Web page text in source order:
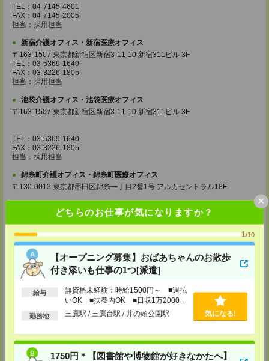
どちらのお仕事が気になりますか？
1/10
【オープニング募集】おばあちゃんのお散歩
付き添いも仕事の1つ[派遣]
給与
無資格未経験：時給1500円～ ■週払
いOK ■扶養内OK ■日収1万2000円
以上
勤務地 三鷹駅 / 三鷹台駅 / 井の頭公園駅 気になる!
1750円＊【図書館や博物館が好きなかたへ】
×
TEL：04-7145-4601
FAX：04-7145-2005
担当：採用担当
新宿介護オフィス・新宿医療オフィス
〒163-1507 東京都新宿区新宿3-11-10 新宿311ビル 3F
TEL：03-5369-1640
FAX：03-3226-1805
担当：採用担当
池袋介護オフィス・池袋医療オフィス
〒163-1507 東京都新宿区新宿3-11-10 新宿311ビル 3F
TEL：03-5369-1640
FAX：03-3226-1805
担当：採用担当
錦糸町介護オフィス・錦糸町医療オフィス
〒130-0013 東京都墨田区錦糸一丁目2番1号 アルカセントラル18F
FAX：03-5637-1388
担当：採用担当
西東京医療オフィス
〒180-0004 東京都武蔵野市吉祥寺本町1丁目14番5号 吉祥寺本町ビル5F
TEL：0422-23-0901
FAX：0422-23-0905
担当：採用担当
〒194-0022 東京都町田市森野1丁目36番14号 ビオレ町田ビル3F
TEL：042-728-3021
FAX：042-728-3025
担当：採用担当